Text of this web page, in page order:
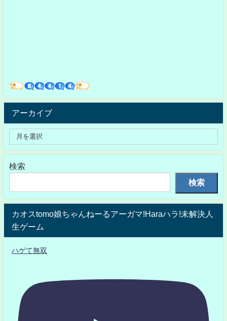
アーカイブ
検索
検索
カオスtomo娘ちゃんねーるアーガマ!Haraハラ!未解決人
生ゲーム
ハゲて無双